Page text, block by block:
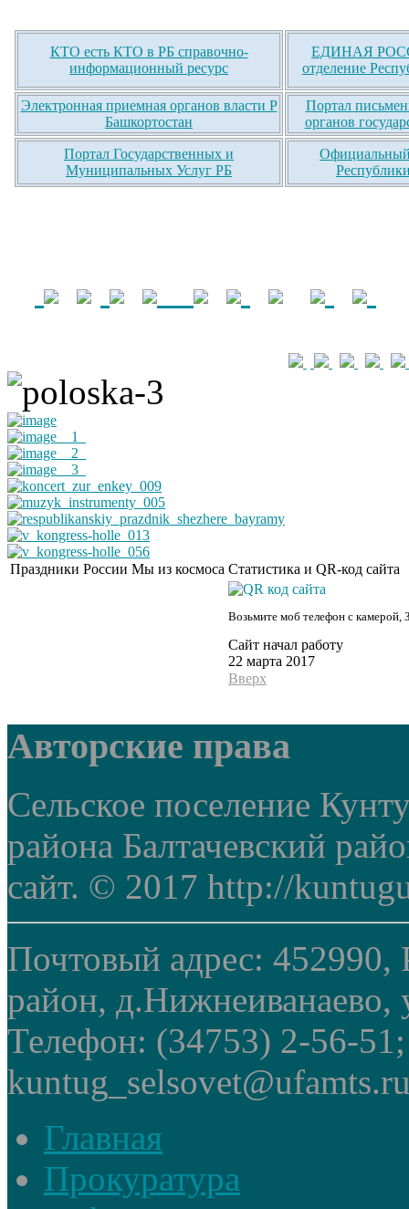
КТО есть КТО в РБ справочно-
информационный ресурс
ЕДИНАЯ
отделение
Электронная приемная органов власти Р
Башкортостан
Портал
органов
Портал Государственных и
Муниципальных Услуг РБ
Официальный
Праздники России Мы из космоса Статистика и QR-код сайта
Возьмите моб телефон с камерой,
Сайт начал работу
22 марта 2017
Вверх
Авторские права
Сельское поселение
района Балтачевский
сайт. © 2017 http://
Почтовый адрес: 452990,
район, д.Нижнеиванаево,
Телефон: (34753) 2-56-
Главная
Прокуратура